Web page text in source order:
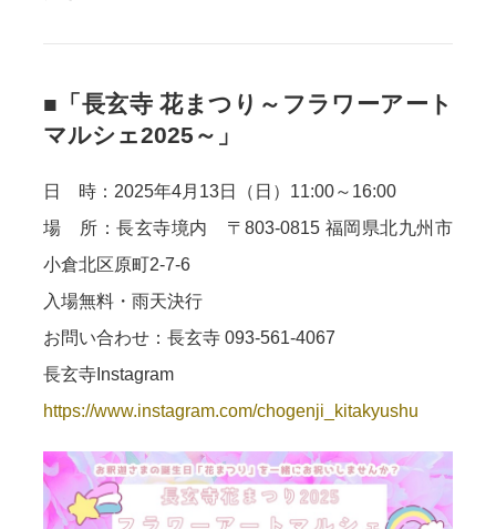
■「長玄寺 花まつり～フラワーアート
マルシェ2025～」
日 時：2025年4月13日（日）11:00～16:00
場 所：長玄寺境内 〒803-0815 福岡県北九州市
小倉北区原町2-7-6
入場無料・雨天決行
お問い合わせ：長玄寺 093-561-4067
長玄寺Instagram
https://www.instagram.com/chogenji_kitakyushu